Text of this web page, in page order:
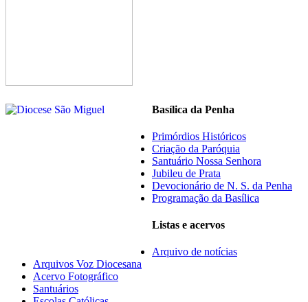
Basílica da Penha
Primórdios Históricos
Criação da Paróquia
Santuário Nossa Senhora
Jubileu de Prata
Devocionário de N. S. da Penha
Programação da Basílica
Listas e acervos
Arquivo de notícias
Arquivos Voz Diocesana
Acervo Fotográfico
Santuários